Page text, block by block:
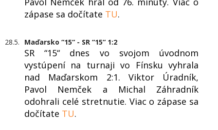
zápase sa dočítate TU.
28.5. Maďarsko “15“ - SR “15“ 1:2
SR “15“ dnes vo svojom úvodnom
vystúpení na turnaji vo Fínsku vyhrala
nad Maďarskom 2:1. Viktor Úradník,
Pavol Nemček a Michal Záhradník
odohrali celé stretnutie. Viac o zápase sa
dočítate TU.